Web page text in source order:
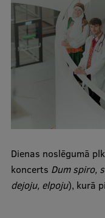
Studentu dzīve
Studiju norises
Fakultātes
Mūsu cilvēki
Struktūra
Vēsture un
Identitāte
Dienas noslēgumā
koncerts Dum spiro,
dejoju, elpoju), kurā